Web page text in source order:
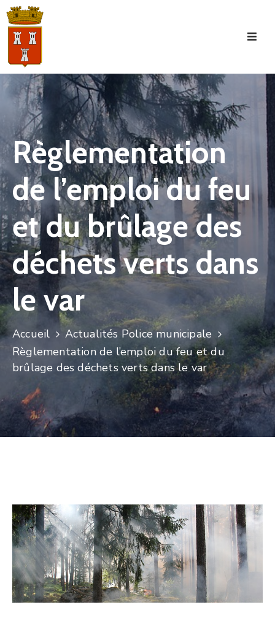
Accueil
Commune
Tourisme
Manifestations
Vie
Municipale
Services
Jeunesse
Règlementation
de l’emploi du feu
et du brûlage des
déchets verts dans
le var
Accueil
Actualités Police municipale
Règlementation de l’emploi du feu et du
brûlage des déchets verts dans le var